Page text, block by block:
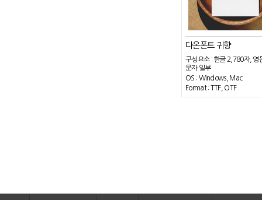
다온폰트 귀향
구성요소 : 한글 2,780자, 영
문자 일부
OS : Windows, Mac
Format : TTF, OTF